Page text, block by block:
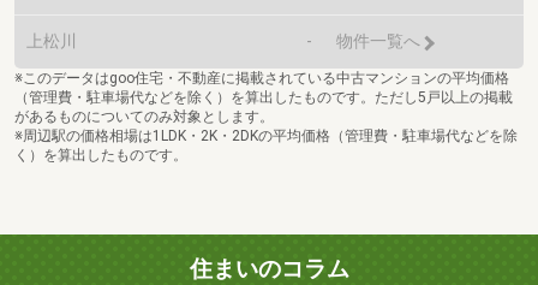
上松川 - 物件一覧へ
※このデータはgoo住宅・不動産に掲載されている中古マンションの平均価格
（管理費・駐車場代などを除く）を算出したものです。ただし5戸以上の掲載
があるものについてのみ対象とします。
※周辺駅の価格相場は1LDK・2K・2DKの平均価格（管理費・駐車場代などを除
く）を算出したものです。
住まいのコラム